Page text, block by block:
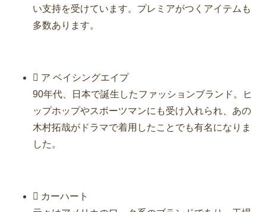
い支持を受けています。プレミアがつくアイテムも
多数あります。
 ア ベイシングエイプ
90年代、日本で誕生したファッションブランド。ヒ
ップホップやスポーツマンにも受け入れられ、あの
木村拓哉がドラマで着用したことでも有名になりま
した。
 カーハート